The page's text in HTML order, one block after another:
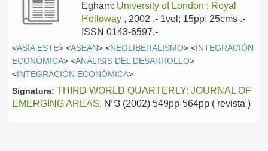
Egham: University of London ; Royal
Holloway , 2002 .- 1vol; 15pp; 25cms .-
ISSN 0143-6597.-
<ASIA ESTE> <ASEAN> <NEOLIBERALISMO> <INTEGRACIÓN
ECONÓMICA> <ANÁLISIS DEL DESARROLLO>
<INTEGRACIÓN ECONÓMICA>
Signatura: THIRD WORLD QUARTERLY: JOURNAL OF
EMERGING AREAS, Nº3 (2002) 549pp-564pp ( revista )